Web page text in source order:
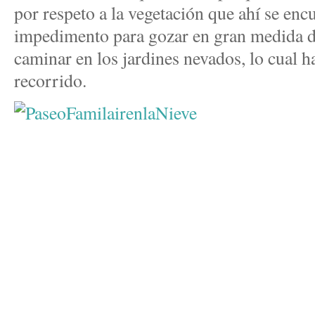
por respeto a la vegetación que ahí se
impedimento para gozar en gran medida
caminar en los jardines nevados, lo cual
recorrido.